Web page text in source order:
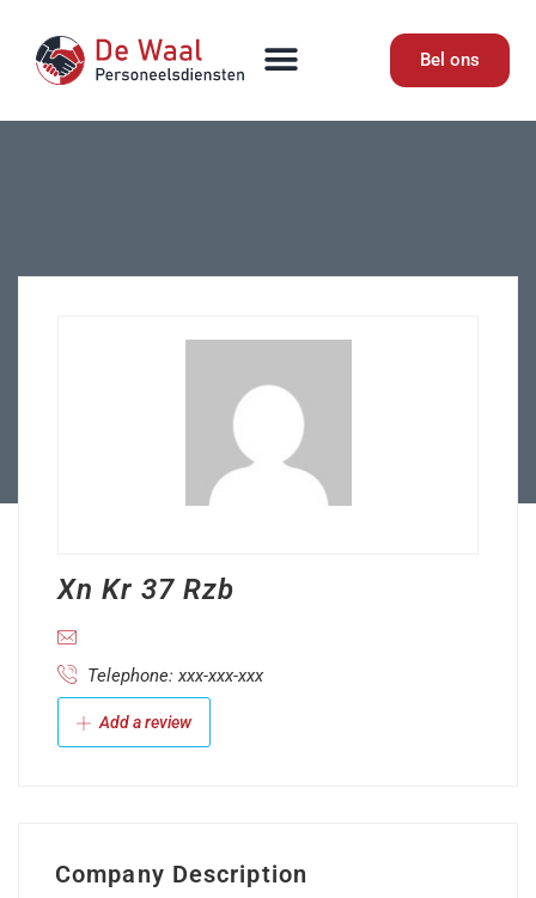
Bel ons
Xn Kr 37 Rzb
Telephone: xxx-xxx-xxx
Add a review
Company Description